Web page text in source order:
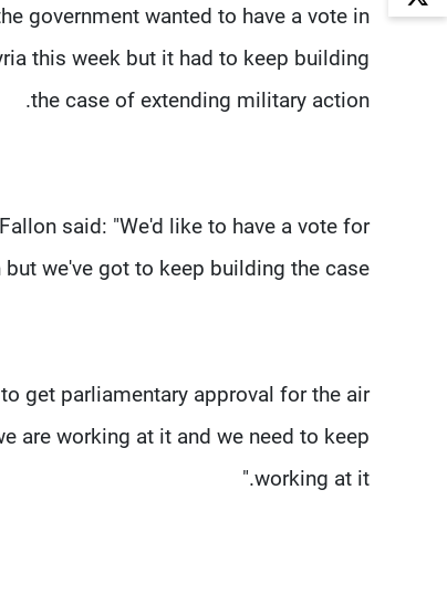
government wanted to have a vote in
this week but it had to keep building
the case of extending military action.
said: "We'd like to have a vote for
we've got to keep building the case."
get parliamentary approval for the air
are working at it and we need to keep
working at it."